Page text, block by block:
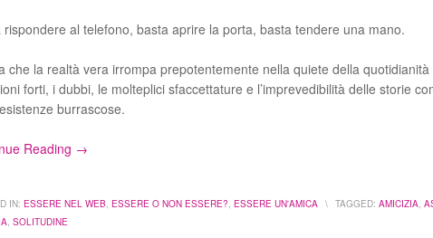
rispondere al telefono, basta aprire la porta, basta tendere una mano.
che la realtà vera irrompa prepotentemente nella quiete della
forti, i dubbi, le molteplici sfaccettature e l’imprevedibilità delle storie
burrascose.
Reading →
IN: ESSERE NEL WEB, ESSERE O NON ESSERE?, ESSERE UN'AMICA \ TAGGED: AMICIZIA,
, SOLITUDINE